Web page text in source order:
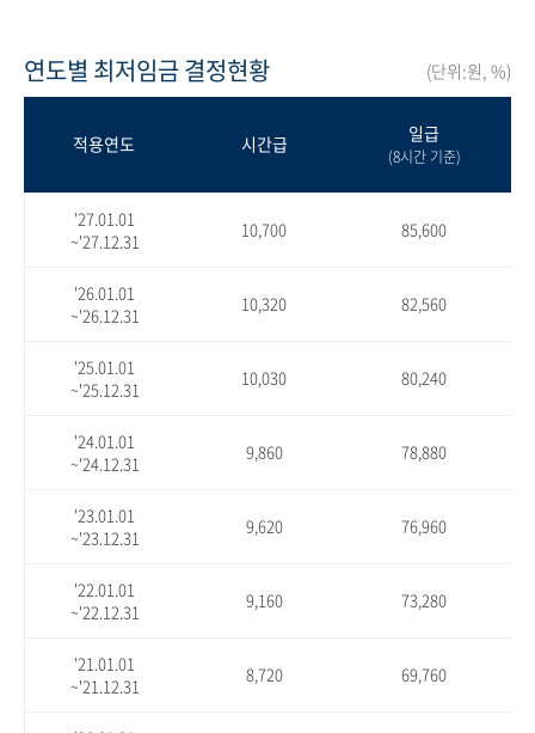
연도별 최저임금 결정현황 (단위:원, %)
적용연도 시간급 일급
(8시간 기준)
'27.01.01
~'27.12.31
10,700 85,600
'26.01.01
~'26.12.31
10,320 82,560
'25.01.01
~'25.12.31
10,030 80,240
'24.01.01
~'24.12.31
9,860 78,880
'23.01.01
~'23.12.31
9,620 76,960
'22.01.01
~'22.12.31
9,160 73,280
'21.01.01
~'21.12.31
8,720 69,760